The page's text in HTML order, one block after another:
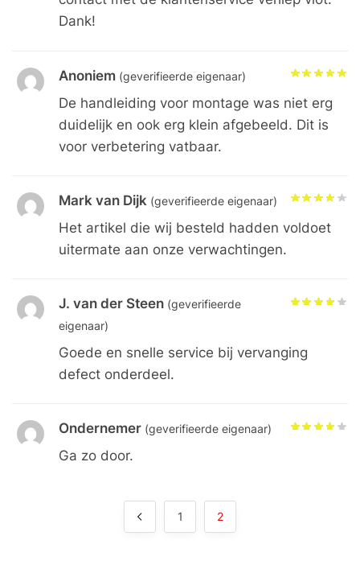
Dank!
Anoniem (geverifieerde eigenaar)
De handleiding voor montage was niet erg
duidelijk en ook erg klein afgebeeld. Dit is
voor verbetering vatbaar.
Mark van Dijk (geverifieerde eigenaar)
Het artikel die wij besteld hadden voldoet
uitermate aan onze verwachtingen.
J. van der Steen (geverifieerde
eigenaar)
Goede en snelle service bij vervanging
defect onderdeel.
Ondernemer (geverifieerde eigenaar)
Ga zo door.
1 2